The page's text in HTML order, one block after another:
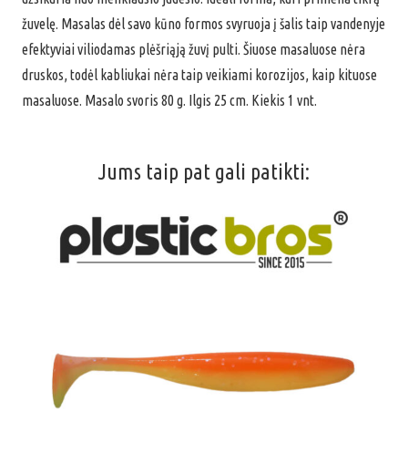
80g
#L0516
Menge
žuvelę. Masalas dėl savo kūno formos svyruoja į šalis taip vandenyje
efektyviai viliodamas plėšriąją žuvį pulti. Šiuose masaluose nėra
druskos, todėl kabliukai nėra taip veikiami korozijos, kaip kituose
masaluose. Masalo svoris 80 g. Ilgis 25 cm. Kiekis 1 vnt.
Jums taip pat gali patikti: